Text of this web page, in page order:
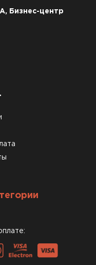
Бизнес-центр